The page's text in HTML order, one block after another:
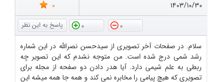
۱۴۰۳/۱۰/۳۰
0
0
0
سلام. در صفحات آخر تصویری از سیدحسن نصرالله در این شماره
رشد شمی درج شده است. من متوجه نشدم که این تصویر چه
ربطی به علم شیمی دارد. آیا هدر دادن دو صفحه از مجله برای
تصویری که هیچ پیامی را مخابره نمی کند و همه جا همه میشه این